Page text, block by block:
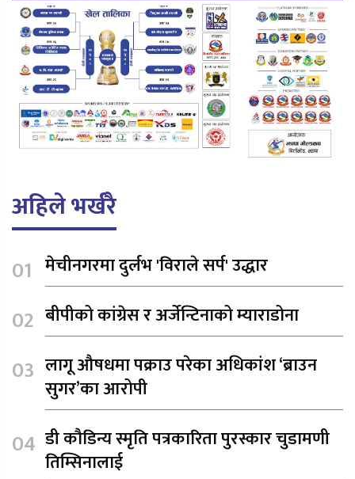
अहिले भर्खरै
मेचीनगरमा दुर्लभ 'विराले सर्प' उद्धार
बीपीको कांग्रेस र अर्जेन्टिनाको म्याराडोना
लागू औषधमा पक्राउ परेका अधिकांश ‘ब्राउन
सुगर’का आरोपी
डी कौडिन्य स्मृति पत्रकारिता पुरस्कार चुडामणी
तिम्सिनालाई